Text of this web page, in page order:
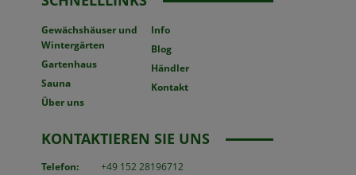
Gewächshäuser und
Wintergärten
Gartenhaus
Sauna
Über uns
Info
Blog
Händler
Kontakt
KONTAKTIEREN SIE UNS
Telefon:
+49 152 28196712